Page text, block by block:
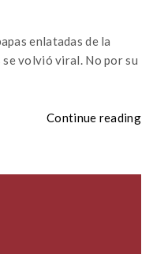
enlatadas de la
volvió viral. No por su
Continue reading